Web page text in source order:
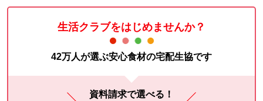
生活クラブをはじめませんか？
42万人が選ぶ安心食材の宅配生協です
資料請求で選べる！